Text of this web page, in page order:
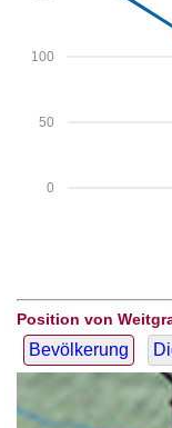
0
50
100
Position von
Bevölkerung